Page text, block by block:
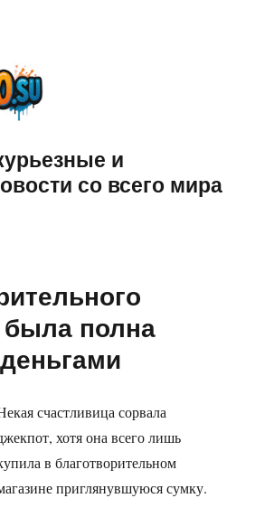
и
со всего мира
была полна
счастливица сорвала
хотя она всего лишь
в благотворительном
приглянувшуюся сумку.